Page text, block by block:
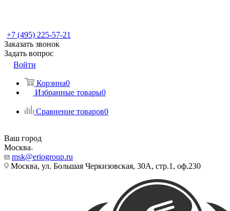
+7 (495) 225-57-21
Заказать звонок
Задать вопрос
Войти
Корзина0
Избранные товары0
Сравнение товаров0
Ваш город
Москва
msk@eriogroup.ru
Москва, ул. Большая Черкизовская, 30А, стр.1, оф.230